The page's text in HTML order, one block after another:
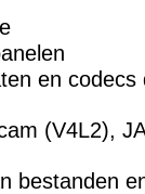
en codecs
(V4L2),
bestanden